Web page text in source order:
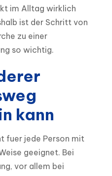
im Alltag wirklich
ist der Schritt von
zu einer
so wichtig.
kann
fuer jede Person mit
geeignet. Bei
vor allem bei